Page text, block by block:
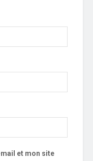
et mon site